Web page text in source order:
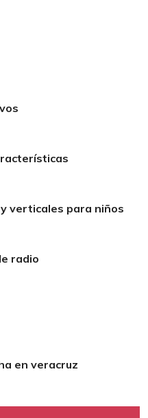
verticales para niños
radio
en veracruz